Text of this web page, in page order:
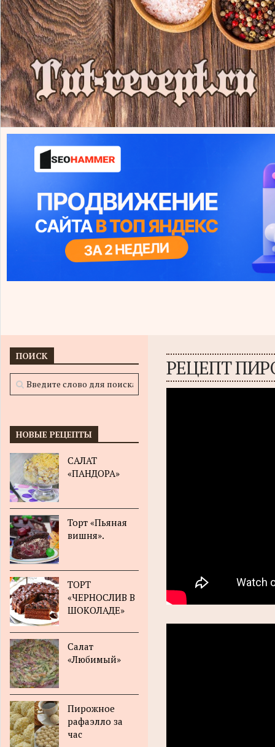
РЕЦЕПТ
ПОИСК
НОВЫЕ РЕЦЕПТЫ
САЛАТ
«ПАНДОРА»
Торт «Пьяная
вишня».
ТОРТ
«ЧЕРНОСЛИВ В
ШОКОЛАДЕ»
Салат
«Любимый»
Пирожное
рафаэлло за
час